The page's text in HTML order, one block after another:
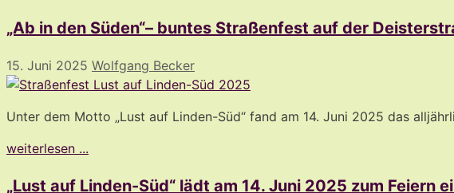
„Ab in den Süden“– buntes Straßenfest auf der
15. Juni 2025 Wolfgang Becker
Unter dem Motto „Lust auf Linden-Süd“ fand am 14. Juni 2025 das
weiterlesen ...
„Lust auf Linden-Süd“ lädt am 14. Juni 2025 zum Feiern